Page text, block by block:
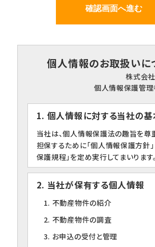
個人情報のお取扱いに
株式会
個人情報保護管
1. 個人情報に対する当社の
当社は、個人情報保護法の趣旨を尊
担保するために「個人情報保護方針
保護規程」を定め実行してまいります。
2. 当社が保有する個人情報
1. 不動産物件の紹介
2. 不動産物件の調査
3. お申込の受付と管理